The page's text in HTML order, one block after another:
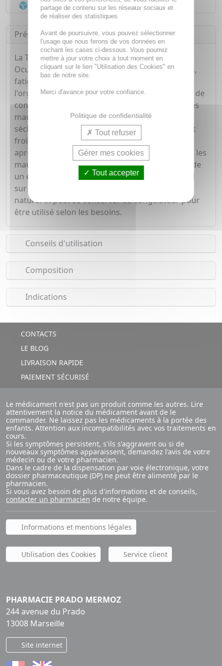
Acheminement Chronoposten 24h*
Présentation
La ThermCool&Hot Poche de Billes Masque
Oculaire & Tempes aide à soulager les yeux secs,
fatigués, gonflés ou irrités, ainsi que les cernes,
l'orgelet, le chalazion, la blépharite, les eczémas de
contact, la dermatite atopique, les sinusites et les
maux de tête. Elle s'utilise chaude pour la
sécheresse oculaire, la blépharite ou l'orgelet, et
froide pour réduire poches et cernes, soulager
après une chirurgie des paupières, les eczémas, les
maux de tête ou les sinusites. Le masque possède
un élastique ajustable pour un maintien optimal
sur le visage. Il offre un soulagement rapide et
naturel et peut se conserver au congélateur pour
être utilisé selon les besoins.
Conseils d'utilisation
Composition
Indications
CONTACTS
LE BLOG
LIVRAISON RAPIDE
PAIEMENT SÉCURISÉ
Le médicament n'est pas un produit comme les autres. Lire
attentivement la notice du médicament avant de le
commander. Ne laissez pas les médicaments à la portée des
enfants. Attention aux incompatibilités avec vos traitements en
cours.
Si les symptômes persistent, s'ils s'aggravent ou si de
nouveaux symptômes apparaissent, demandez l'avis de votre
médecin ou de votre pharmacien.
Dans le cadre de la dispensation par voie électronique, votre
dossier pharmaceutique (DP) ne peut être alimenté par le
pharmacien.
Si vous avez besoin de plus d'informations et de conseils,
contacter un pharmacien de notre équipe.
Informations et mentions légales
Utilisation des Cookies Service client
PHARMACIE PRADO MERMOZ
244 avenue du Prado
13008 Marseille
Site internet
partage de contenu sur les réseaux sociaux et
de réaliser des statistiques
Avant de poursuivre, vous pouvez sélectionner
l'usage que nous ferons de vos données en
cochant les cases ci-dessous. Vous pourrez
mettre à jour votre choix à tout moment en
cliquant sur le lien "Utilisation des Cookies" en
bas de notre site.
Merci d'avance pour votre confiance.
Politique de confidentialité
Tout refuser
Gérer mes cookies
Tout accepter